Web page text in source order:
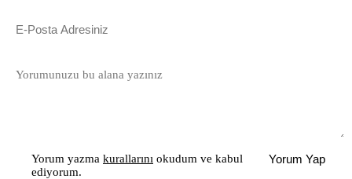
Yorum yazma kurallarını okudum ve kabul
ediyorum.
Yorum Yap